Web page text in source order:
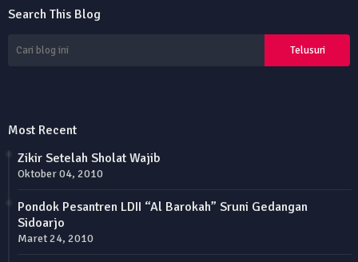
Search This Blog
Most Recent
Zikir Setelah Sholat Wajib
Oktober 04, 2010
Pondok Pesantren LDII “Al Barokah” Sruni Gedangan
Sidoarjo
Maret 24, 2010